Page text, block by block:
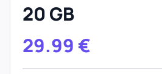
20 GB
29.99 €